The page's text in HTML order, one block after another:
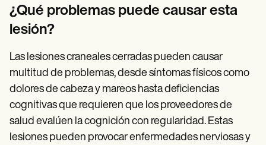
¿Qué problemas puede causar esta
lesión?
Las lesiones craneales cerradas pueden causar
multitud de problemas, desde síntomas físicos como
dolores de cabeza y mareos hasta deficiencias
cognitivas que requieren que los proveedores de
salud evalúen la cognición con regularidad. Estas
lesiones pueden provocar enfermedades nerviosas y